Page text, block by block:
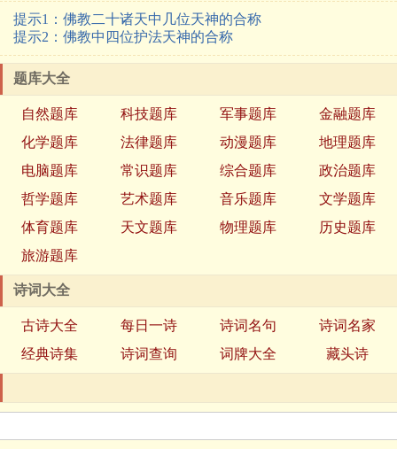
提示1：佛教二十诸天中几位天神的合称
提示2：佛教中四位护法天神的合称
题库大全
自然题库 科技题库 军事题库
金融题库
化学题库
法律题库 动漫题库
地理题库
电脑题库
常识题库 综合题库
政治题库
哲学题库
艺术题库 音乐题库
文学题库
体育题库
天文题库 物理题库
历史题库
旅游题库
诗词大全
古诗大全 每日一诗 诗词名句
诗词名家
经典诗集
诗词查询 词牌大全 藏头诗